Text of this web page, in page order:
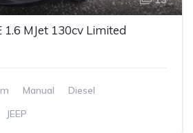
1.6 MJet 130cv Limited
Manual
Diesel
JEEP